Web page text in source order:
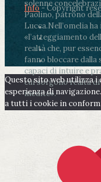
solenne
Paolino, patrono
Lucca.Nell’omelia
«l’atteggiamento
realtà che, pur
fanno bloccare
capaci di intuire e
cui sorgono realtà
inedite».
Info- Copyright
Questo sito web utilizza i
esperienza di
a tutti i cookie in